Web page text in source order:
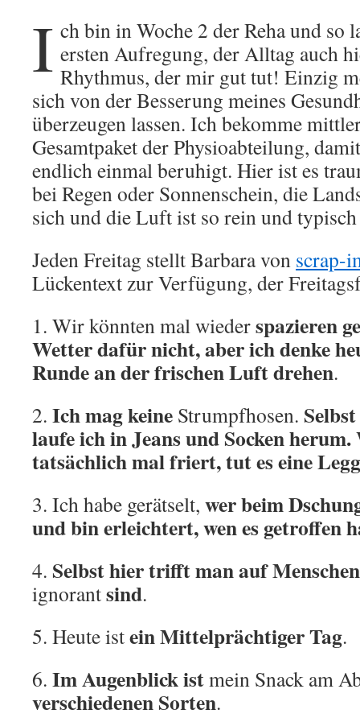
I ch bin in Woche 2 der Reha und so
ersten Aufregung, der Alltag auch
Rhythmus, der mir gut tut! Einzig
sich von der Besserung meines
überzeugen lassen. Ich bekomme
Gesamtpaket der Physioabteilung,
endlich einmal beruhigt. Hier ist es
bei Regen oder Sonnenschein, die
sich und die Luft ist so rein und
Jeden Freitag stellt Barbara von scrap-
Lückentext zur Verfügung, der
1. Wir könnten mal wiederspazieren
Wetter dafür nicht, aber ich denke
Runde an der frischen Luft drehen.
2. Ich mag keine Strumpfhosen.
laufe ich in Jeans und Socken
tatsächlich mal friert, tut es eine
3. Ich habe gerätselt, wer beim
und bin erleichtert, wen es getroffen
4. Selbst hier trifft man auf
ignorantsind.
5. Heute istein Mittelprächtiger Tag.
6. Im Augenblick istmein Snack am
verschiedenen Sorten.